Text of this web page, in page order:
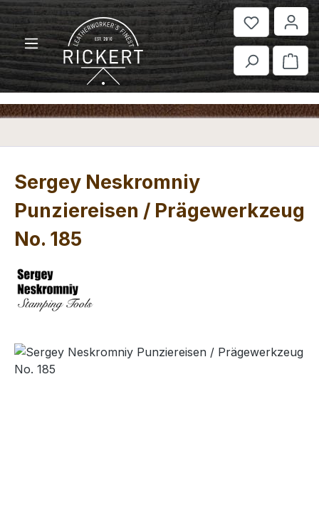
Zum Hauptinhalt springen
Sergey Neskromniy
Punziereisen / Prägewerkzeug
No. 185
Bildergalerie überspringen